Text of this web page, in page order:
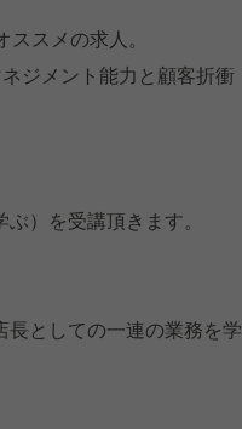
スメの求人。
ジメント能力と顧客折衝
）を受講頂きます。
としての一連の業務を学